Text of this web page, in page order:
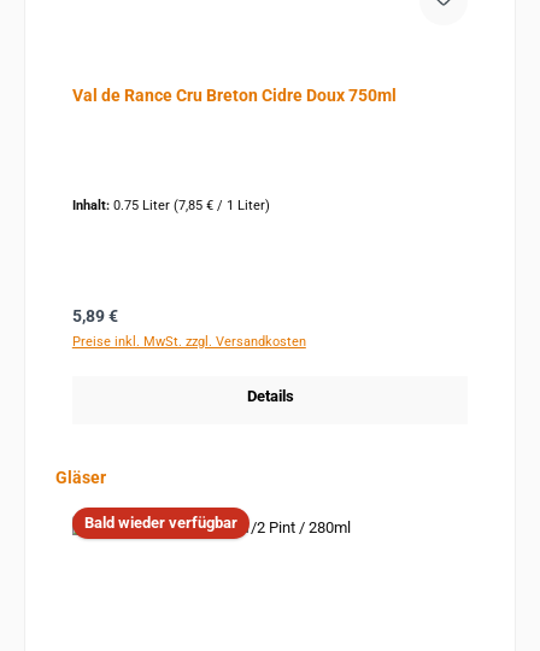
Val de Rance Cru Breton Cidre Doux 750ml
Inhalt: 0.75 Liter (7,85 € / 1 Liter)
Regulärer Preis:
5,89 €
Preise inkl. MwSt. zzgl. Versandkosten
Details
Produktgalerie überspringen
Gläser
Bald wieder verfügbar